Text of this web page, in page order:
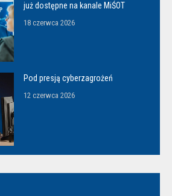
już dostępne na kanale MiŚOT
18 czerwca 2026
Pod presją cyberzagrożeń
12 czerwca 2026